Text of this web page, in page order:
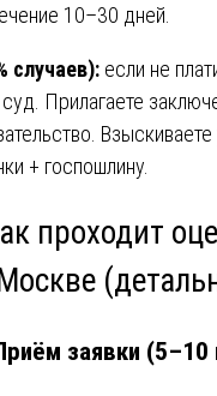
10–30 дней.
случаев): если не
Прилагаете
+ госпошлину.
проходит
заявки (5–10